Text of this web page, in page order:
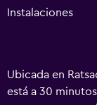
Instalaciones
Ubicada en
está a 30